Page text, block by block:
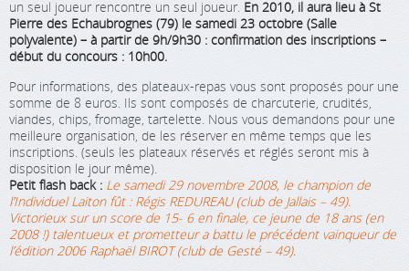
un seul joueur rencontre un seul joueur. En 2010, il aura lieu à St
Pierre des Echaubrognes (79) le samedi 23 octobre (Salle
polyvalente) – à partir de 9h/9h30 : confirmation des inscriptions –
début du concours : 10h00.
Pour informations, des plateaux-repas vous sont proposés pour une
somme de 8 euros. Ils sont composés de charcuterie, crudités,
viandes, chips, fromage, tartelette. Nous vous demandons pour une
meilleure organisation, de les réserver en même temps que les
inscriptions. (seuls les plateaux réservés et réglés seront mis à
disposition le jour même).
Petit flash back : Le samedi 29 novembre 2008, le champion de
l’Individuel Laiton fût : Régis REDUREAU (club de Jallais – 49).
Victorieux sur un score de 15- 6 en finale, ce jeune de 18 ans (en
2008 !) talentueux et prometteur a battu le précédent vainqueur de
l’édition 2006 Raphaël BIROT (club de Gesté – 49).